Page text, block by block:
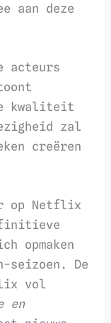
aan deze
acteurs
kwaliteit
zal
creëren
op Netflix
opmaken
seizoen. De
vol
en